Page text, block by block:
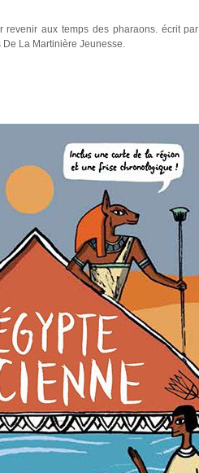
aux temps des pharaons. écrit par
La Martinière Jeunesse.